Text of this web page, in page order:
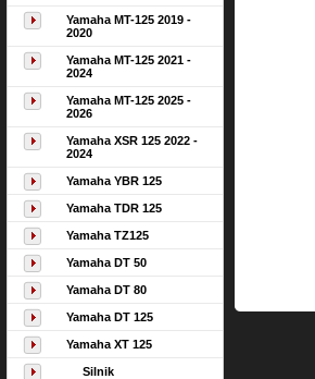
Yamaha MT-125 2019 -
2020
Yamaha MT-125 2021 -
2024
Yamaha MT-125 2025 -
2026
Yamaha XSR 125 2022 -
2024
Yamaha YBR 125
Yamaha TDR 125
Yamaha TZ125
Yamaha DT 50
Yamaha DT 80
Yamaha DT 125
Yamaha XT 125
Silnik